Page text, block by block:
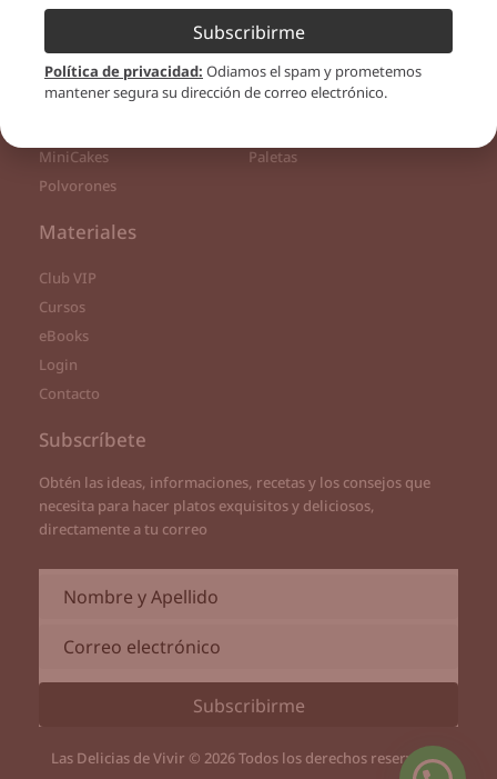
Cake Pops
Bizcocho Dominicano
Brownies
Buttercream
Decoración
Donuts
Flores
MiniCakes
Paletas
Polvorones
Materiales
Club VIP
Cursos
eBooks
Login
Contacto
Subscríbete
Obtén las ideas, informaciones, recetas y los consejos que
necesita para hacer platos exquisitos y deliciosos,
directamente a tu correo
Subscribirme
Las Delicias de Vivir © 2026 Todos los derechos reservados
Subscribirme
Política de privacidad: Odiamos el spam y prometemos
mantener segura su dirección de correo electrónico.